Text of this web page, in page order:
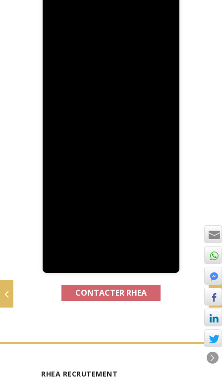
CONTACTER RHEA
RHEA RECRUTEMENT